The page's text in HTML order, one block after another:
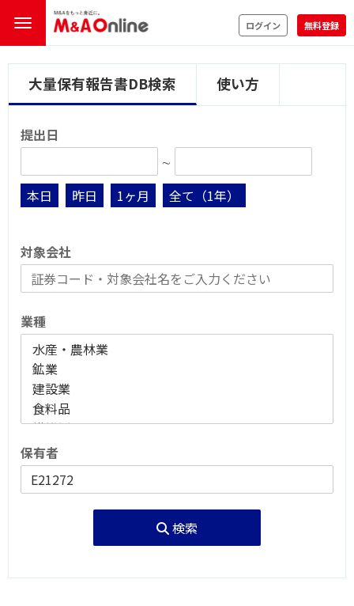
ログイン 無料登録
大量保有報告書DB検索 使い方
提出日
∼
本日
昨日 1ヶ月 全て（1年）
対象会社
業種
保有者
検索